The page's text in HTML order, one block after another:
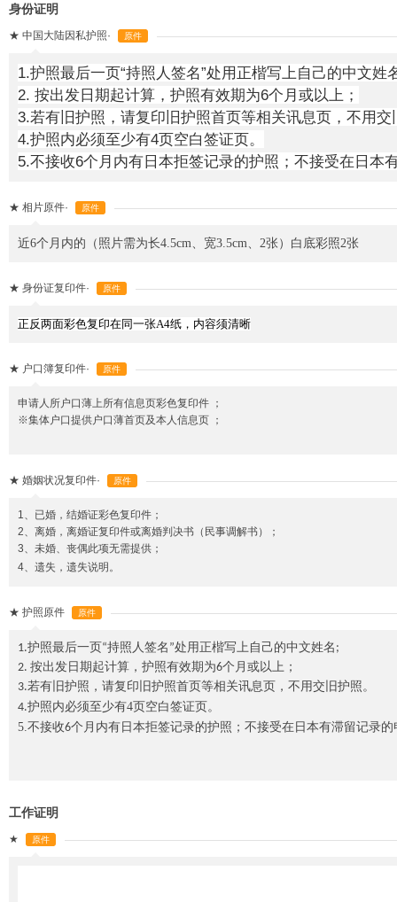
身份证明
★ 中国大陆因私护照· 原件
1.护照最后一页“持照人签名”处用正楷写上自己的中文姓
2. 按出发日期起计算，护照有效期为6个月或以上；
3.若有旧护照，请复印旧护照首页等相关讯息页，不用交
4.护照内必须至少有4页空白签证页。
5.不接收6个月内有日本拒签记录的护照；不接受在日本
★ 相片原件· 原件
近6个月内的（照片需为长4.5cm、宽3.5cm、2张） 白底彩照2张
★ 身份证复印件· 原件
正反两面彩色复印在同一张A4纸，内容须清晰
★ 户口簿复印件· 原件
申请人所户口薄上所有信息页彩色复印件 ；
※集体户口提供户口薄首页及本人信息页 ；
★ 婚姻状况复印件· 原件
1、已婚，结婚证彩色复印件；
2、离婚，离婚证复印件或离婚判决书（民事调解书）；
3、未婚、丧偶此项无需提供；
4、遗失，遗失说明。
★ 护照原件 原件
1.护照最后一页“持照人签名 ”处用正楷写上自己的中文姓名 ;
2. 按出发日期起计算，护照有效期为6个月或以上；
3.若有旧护照，请复印旧护照首页等相关讯息页，不用交旧护照。
4.护照内必须至少有4页空白签证页。
5. 不接收6个月内有日本拒签记录的护照；不接受在日本有滞留记录的
工作证明
★ 原件